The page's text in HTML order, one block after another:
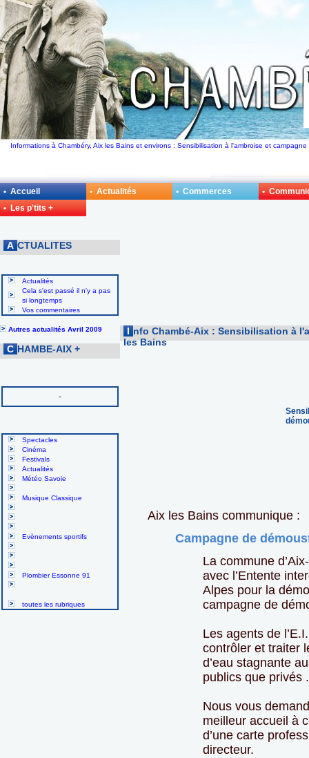
Informations à Chambéry, Aix les Bains et environs : Sensibilisation à l'ambroise et
A CTUALITES
Actualités
Cela s'est passé il n'y a pas
si longtemps
Vos commentaires
Autres actualités Avril 2009
C HAMBE-AIX +
-
Spectacles
Cinéma
Festivals
Actualités
Météo Savoie
Musique Classique
Evènements sportifs
Plombier Essonne 91
toutes les rubriques
I nfo Chambé-Aix : Sensibilisation à
les Bains
Aix les Bains communique :
Campagne de
La commune
avec l’Entente
Alpes pour la
campagne de
Les agents de
contrôler et traiter
d’eau stagnante
publics que privés .
Nous vous
meilleur accueil à
d’une carte
directeur.
• Accueil • Actualités • Commerces
•
• Les p'tits +